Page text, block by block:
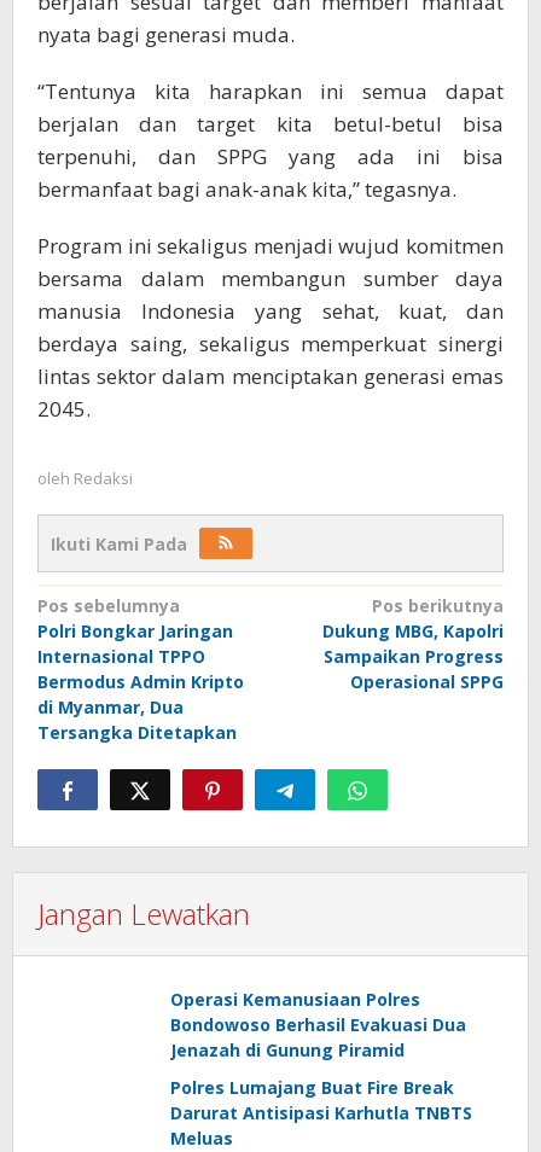
nyata bagi generasi muda.
“Tentunya kita harapkan ini semua dapat
berjalan dan target kita betul-betul bisa
terpenuhi, dan SPPG yang ada ini bisa
bermanfaat bagi anak-anak kita,” tegasnya.
Program ini sekaligus menjadi wujud komitmen
bersama dalam membangun sumber daya
manusia Indonesia yang sehat, kuat, dan
berdaya saing, sekaligus memperkuat sinergi
lintas sektor dalam menciptakan generasi emas
2045.
oleh Redaksi
Ikuti Kami Pada
Navigasi
pos
Pos sebelumnya
Polri Bongkar Jaringan
Internasional TPPO
Bermodus Admin Kripto
di Myanmar, Dua
Tersangka Ditetapkan
Pos berikutnya
Dukung MBG, Kapolri
Sampaikan Progress
Operasional SPPG
Jangan Lewatkan
Operasi Kemanusiaan Polres
Bondowoso Berhasil Evakuasi Dua
Jenazah di Gunung Piramid
Polres Lumajang Buat Fire Break
Darurat Antisipasi Karhutla TNBTS
Meluas